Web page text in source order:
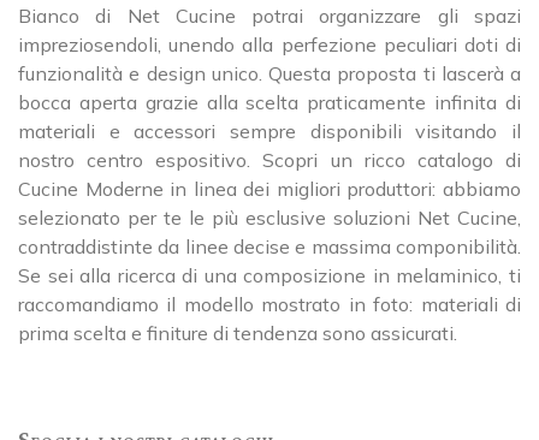
Bianco di Net Cucine potrai organizzare gli spazi
impreziosendoli, unendo alla perfezione peculiari doti di
funzionalità e design unico. Questa proposta ti lascerà a
bocca aperta grazie alla scelta praticamente infinita di
materiali e accessori sempre disponibili visitando il
nostro centro espositivo. Scopri un ricco catalogo di
Cucine Moderne in linea dei migliori produttori: abbiamo
selezionato per te le più esclusive soluzioni Net Cucine,
contraddistinte da linee decise e massima componibilità.
Se sei alla ricerca di una composizione in melaminico, ti
raccomandiamo il modello mostrato in foto: materiali di
prima scelta e finiture di tendenza sono assicurati.